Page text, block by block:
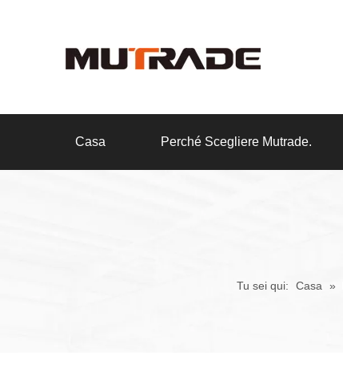
Casa Perché Scegliere Mutrade.
Tu sei qui: Casa »